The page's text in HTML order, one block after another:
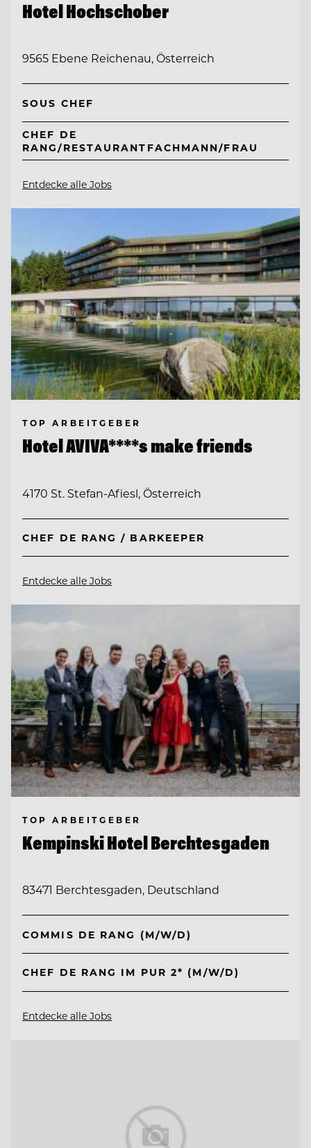
Hotel Hochschober
9565 Ebene Reichenau, Österreich
SOUS CHEF
CHEF DE
RANG/RESTAURANTFACHMANN/FRAU
Entdecke alle Jobs
TOP ARBEITGEBER
Hotel AVIVA****s make friends
4170 St. Stefan-Afiesl, Österreich
CHEF DE RANG / BARKEEPER
Entdecke alle Jobs
TOP ARBEITGEBER
Kempinski Hotel Berchtesgaden
83471 Berchtesgaden, Deutschland
COMMIS DE RANG (M/W/D)
CHEF DE RANG IM PUR 2* (M/W/D)
Entdecke alle Jobs